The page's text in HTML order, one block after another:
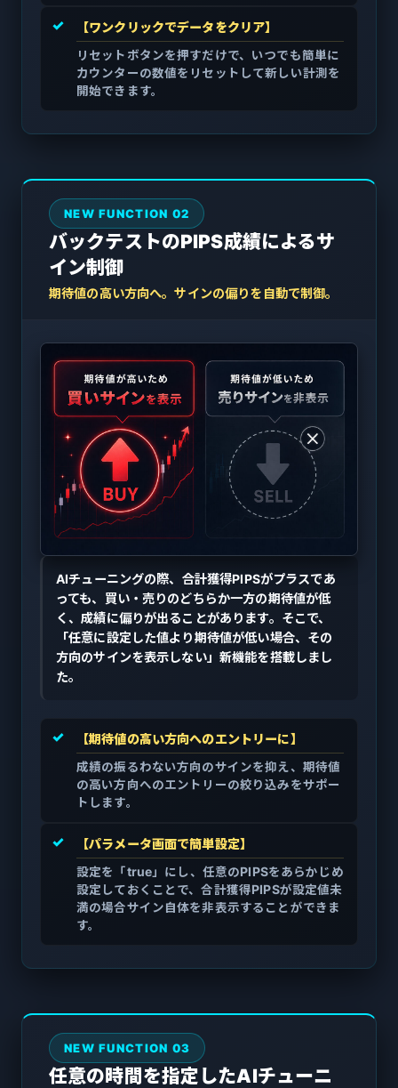
✓ 【ワンクリックでデータをクリア】
リセットボタンを押すだけで、いつでも簡単に
カウンターの数値をリセットして新しい計測を
開始できます。
NEW FUNCTION 02
バックテストのPIPS成績によるサ
イン制御
期待値の高い方向へ。サインの偏りを自動で制御。
AIチューニングの際、合計獲得PIPSがプラスであ
っても、買い・売りのどちらか一方の期待値が低
く、成績に偏りが出ることがあります。そこで、
「任意に設定した値より期待値が低い場合、その
方向のサインを表示しない」新機能を搭載しまし
た。
✓ 【期待値の高い方向へのエントリーに】
成績の振るわない方向のサインを抑え、期待値
の高い方向へのエントリーの絞り込みをサポー
トします。
✓ 【パラメータ画面で簡単設定】
設定を「true」にし、任意のPIPSをあらかじめ
設定しておくことで、合計獲得PIPSが設定値未
満の場合サイン自体を非表示することができま
す。
NEW FUNCTION 03
任意の時間を指定したAIチューニ